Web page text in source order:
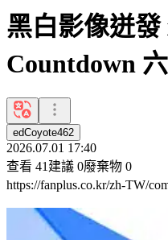
黑白影像迸
Countdown
edCoyote462
2026.07.01 17:40
查看 41 建議 0廢棄物 0
https://fanplus.co.kr/zh-TW/